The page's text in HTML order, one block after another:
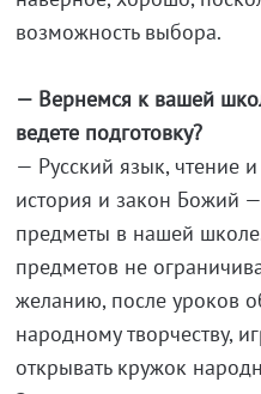
возможность выбора.
— Вернемся к вашей
ведете подготовку?
— Русский язык, чтение и
история и закон Божий
предметы в нашей
предметов не
желанию, после уроков
народному творчеству,
открывать кружок